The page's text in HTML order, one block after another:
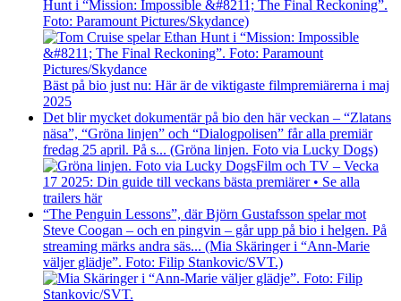
Hunt i “Mission: Impossible &#8211; The Final Reckoning”.
Foto: Paramount Pictures/Skydance)
Bäst på bio just nu: Här är de viktigaste filmpremiärerna i maj
2025
Det blir mycket dokumentär på bio den här veckan – “Zlatans
näsa”, “Gröna linjen” och “Dialogpolisen” får alla premiär
fredag 25 april. På s... (Gröna linjen. Foto via Lucky Dogs)
Film och TV – Vecka
17 2025: Din guide till veckans bästa premiärer • Se alla
trailers här
“The Penguin Lessons”, där Björn Gustafsson spelar mot
Steve Coogan – och en pingvin – går upp på bio i helgen. På
streaming märks andra säs... (Mia Skäringer i “Ann-Marie
väljer glädje”. Foto: Filip Stankovic/SVT.)